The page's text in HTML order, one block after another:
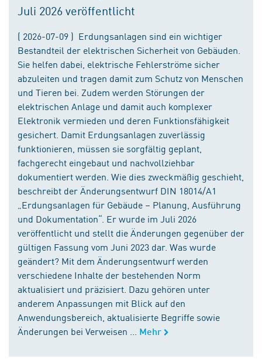
Juli 2026 veröffentlicht
( 2026-07-09 ) Erdungsanlagen sind ein wichtiger
Bestandteil der elektrischen Sicherheit von Gebäuden.
Sie helfen dabei, elektrische Fehlerströme sicher
abzuleiten und tragen damit zum Schutz von Menschen
und Tieren bei. Zudem werden Störungen der
elektrischen Anlage und damit auch komplexer
Elektronik vermieden und deren Funktionsfähigkeit
gesichert. Damit Erdungsanlagen zuverlässig
funktionieren, müssen sie sorgfältig geplant,
fachgerecht eingebaut und nachvollziehbar
dokumentiert werden. Wie dies zweckmäßig geschieht,
beschreibt der Änderungsentwurf DIN 18014/A1
„Erdungsanlagen für Gebäude – Planung, Ausführung
und Dokumentation“. Er wurde im Juli 2026
veröffentlicht und stellt die Änderungen gegenüber der
gültigen Fassung vom Juni 2023 dar. Was wurde
geändert? Mit dem Änderungsentwurf werden
verschiedene Inhalte der bestehenden Norm
aktualisiert und präzisiert. Dazu gehören unter
anderem Anpassungen mit Blick auf den
Anwendungsbereich, aktualisierte Begriffe sowie
Änderungen bei Verweisen ...
Mehr